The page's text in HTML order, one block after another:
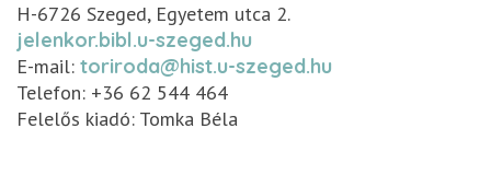
H-6726 Szeged, Egyetem utca 2.
jelenkor.bibl.u-szeged.hu
E-mail: toriroda@hist.u-szeged.hu
Telefon: +36 62 544 464
Felelős kiadó: Tomka Béla